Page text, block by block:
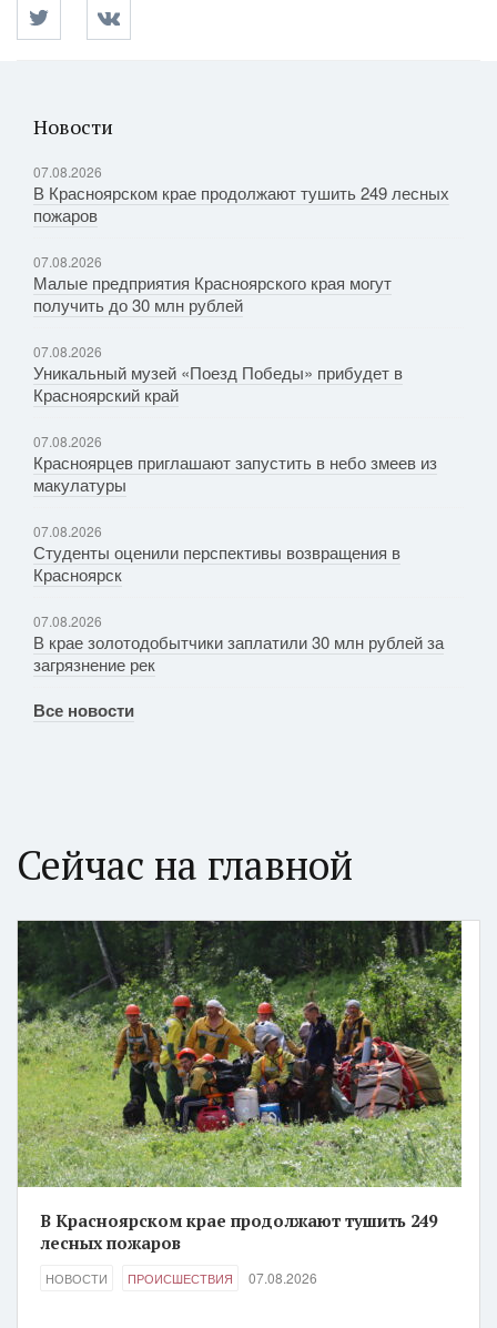
Новости
07.08.2026
В Красноярском крае продолжают тушить 249 лесных
пожаров
07.08.2026
Малые предприятия Красноярского края могут
получить до 30 млн рублей
07.08.2026
Уникальный музей «Поезд Победы» прибудет в
Красноярский край
07.08.2026
Красноярцев приглашают запустить в небо змеев из
макулатуры
07.08.2026
Студенты оценили перспективы возвращения в
Красноярск
07.08.2026
В крае золотодобытчики заплатили 30 млн рублей за
загрязнение рек
Все новости
Сейчас на главной
В Красноярском крае продолжают тушить 249
лесных пожаров
НОВОСТИ ПРОИСШЕСТВИЯ 07.08.2026